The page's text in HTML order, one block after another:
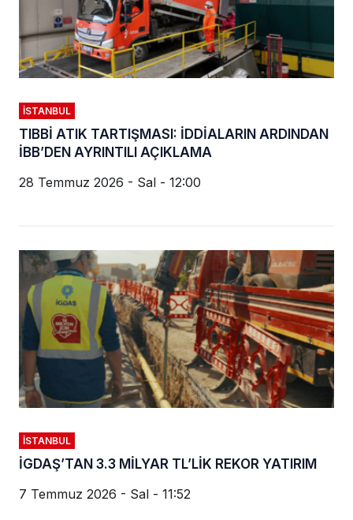
İSTANBUL
TIBBİ ATIK TARTIŞMASI: İDDİALARIN ARDINDAN
İBB’DEN AYRINTILI AÇIKLAMA
28 Temmuz 2026 - Sal - 12:00
İSTANBUL
İGDAŞ’TAN 3.3 MİLYAR TL’LİK REKOR YATIRIM
7 Temmuz 2026 - Sal - 11:52